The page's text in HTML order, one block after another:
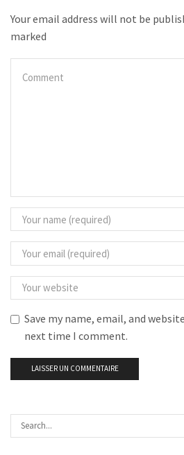
Your email address will not be
marked
Save my name, email, and
next time I comment.